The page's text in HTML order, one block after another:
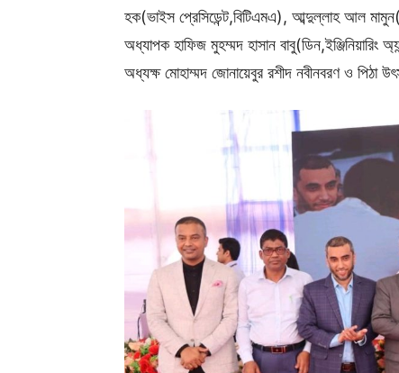
হক(ভাইস প্রেসিডেন্ট,বিটিএমএ), আব্দুল্লাহ আল
অধ্যাপক হাফিজ মুহম্মদ হাসান বাবু(ডিন,ইঞ্জিনিয়ারিং
অধ্যক্ষ মোহাম্মদ জোনায়েবুর রশীদ নবীনবরণ ও পিঠা